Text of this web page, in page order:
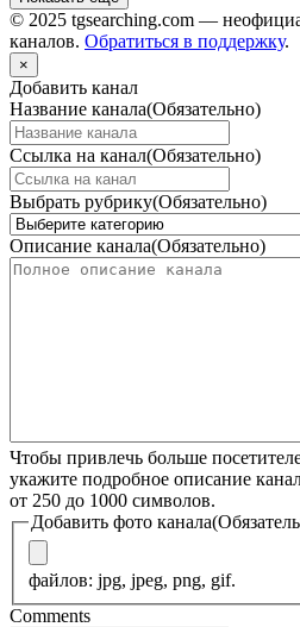
© 2025 tgsearching.com —
каналов. Обратиться в поддержку.
×
Добавить канал
Название канала(Обязательно)
Ссылка на канал(Обязательно)
Выбрать рубрику(Обязательно)
Описание канала(Обязательно)
Чтобы привлечь больше
укажите подробное описание
от 250 до 1000 символов.
Добавить фото канала
файлов: jpg, jpeg, png, gif.
Comments